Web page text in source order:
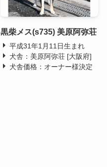
黒柴メス(s735) 美原阿弥荘
平成31年1月11日生まれ
犬舎：美原阿弥荘 [大阪府]
犬舎価格：オーナー様決定